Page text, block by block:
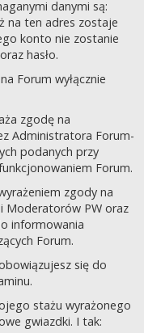
danymi są:
na ten adres zostaje
konto nie zostanie
hasło.
Forum wyłącznie
zgodę na
Administratora Forum-
podanych przy
Forum.
zgody na
Moderatorów PW oraz
informowania
Forum.
się do
stażu wyrażonego
gwiazdki. I tak: